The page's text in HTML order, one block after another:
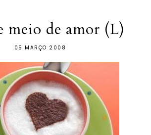
meio de amor (L)
05 MARÇO 2008